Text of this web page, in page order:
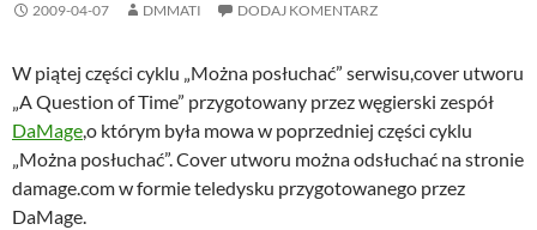
2009-04-07 DMMATI DODAJ KOMENTARZ
W piątej części cyklu „Można posłuchać” serwisu,cover utworu
„A Question of Time” przygotowany przez węgierski zespół
DaMage,o którym była mowa w poprzedniej części cyklu
„Można posłuchać”. Cover utworu można odsłuchać na stronie
damage.com w formie teledysku przygotowanego przez
DaMage.